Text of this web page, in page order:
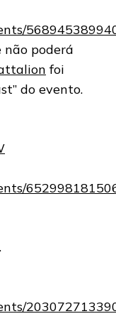
não poderá
foi
do evento.